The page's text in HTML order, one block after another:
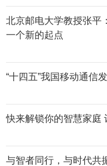
北京邮电大学教授张平
一个新的起点
“十四五”我国移动通信
快来解锁你的智慧家庭
与智者同行，与时代共